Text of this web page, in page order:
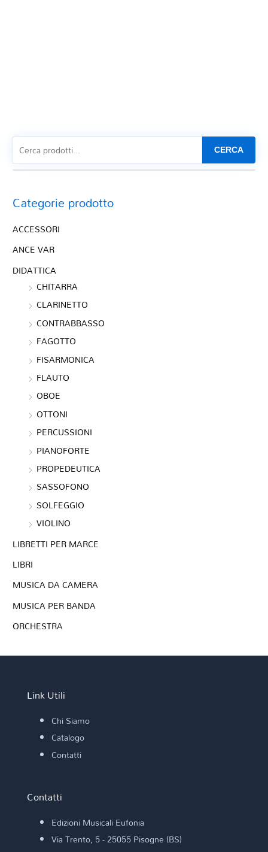
CERCA
Categorie prodotto
ACCESSORI
ANCE VAR
DIDATTICA
CHITARRA
CLARINETTO
CONTRABBASSO
FAGOTTO
FISARMONICA
FLAUTO
OBOE
OTTONI
PERCUSSIONI
PIANOFORTE
PROPEDEUTICA
SASSOFONO
SOLFEGGIO
VIOLINO
LIBRETTI PER MARCE
LIBRI
MUSICA DA CAMERA
MUSICA PER BANDA
ORCHESTRA
Link Utili
Chi Siamo
Catalogo
Contatti
Contatti
Edizioni Musicali Eufonia
Via Trento, 5 - 25055 Pisogne (BS)